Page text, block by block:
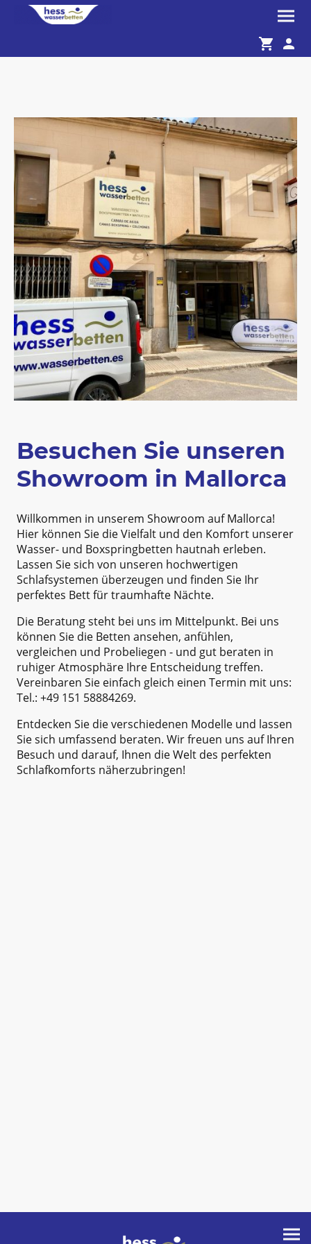
Besuchen Sie unseren
Showroom in Mallorca
Willkommen in unserem Showroom auf Mallorca!
Hier können Sie die Vielfalt und den Komfort unserer
Wasser- und Boxspringbetten hautnah erleben.
Lassen Sie sich von unseren hochwertigen
Schlafsystemen überzeugen und finden Sie Ihr
perfektes Bett für traumhafte Nächte.
Die Beratung steht bei uns im Mittelpunkt. Bei uns
können Sie die Betten ansehen, anfühlen,
vergleichen und Probeliegen - und gut beraten in
ruhiger Atmosphäre Ihre Entscheidung treffen.
Vereinbaren Sie einfach gleich einen Termin mit uns:
Tel.: +49 151 58884269.
Entdecken Sie die verschiedenen Modelle und lassen
Sie sich umfassend beraten. Wir freuen uns auf Ihren
Besuch und darauf, Ihnen die Welt des perfekten
Schlafkomforts näherzubringen!